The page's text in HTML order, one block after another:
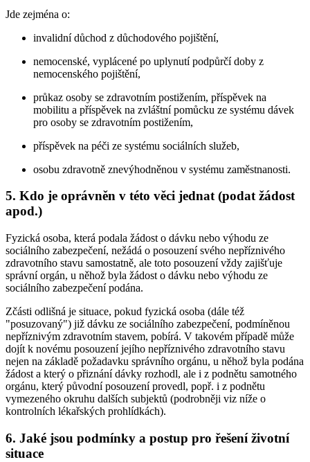
Jde zejména o:
invalidní důchod z důchodového pojištění,
nemocenské, vyplácené po uplynutí podpůrčí doby z
nemocenského pojištění,
průkaz osoby se zdravotním postižením, příspěvek na
mobilitu a příspěvek na zvláštní pomůcku ze systému dávek
pro osoby se zdravotním postižením,
příspěvek na péči ze systému sociálních služeb,
osobu zdravotně znevýhodněnou v systému zaměstnanosti.
5. Kdo je oprávněn v této věci jednat (podat žádost
apod.)
Fyzická osoba, která podala žádost o dávku nebo výhodu ze
sociálního zabezpečení, nežádá o posouzení svého nepříznivého
zdravotního stavu samostatně, ale toto posouzení vždy zajišťuje
správní orgán, u něhož byla žádost o dávku nebo výhodu ze
sociálního zabezpečení podána.
Zčásti odlišná je situace, pokud fyzická osoba (dále též
"posuzovaný") již dávku ze sociálního zabezpečení, podmíněnou
nepříznivým zdravotním stavem, pobírá. V takovém případě může
dojít k novému posouzení jejího nepříznivého zdravotního stavu
nejen na základě požadavku správního orgánu, u něhož byla podána
žádost a který o přiznání dávky rozhodl, ale i z podnětu samotného
orgánu, který původní posouzení provedl, popř. i z podnětu
vymezeného okruhu dalších subjektů (podrobněji viz níže o
kontrolních lékařských prohlídkách).
6. Jaké jsou podmínky a postup pro řešení životní
situace